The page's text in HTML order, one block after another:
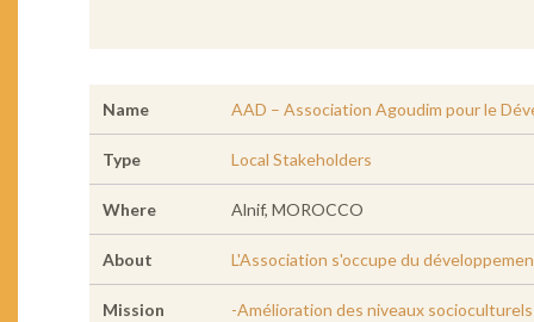
Name AAD – Association Agoudim pour le
Type Local Stakeholders
Where Alnif, MOROCCO
About L'Association s'occupe du
Mission
-Amélioration des niveaux